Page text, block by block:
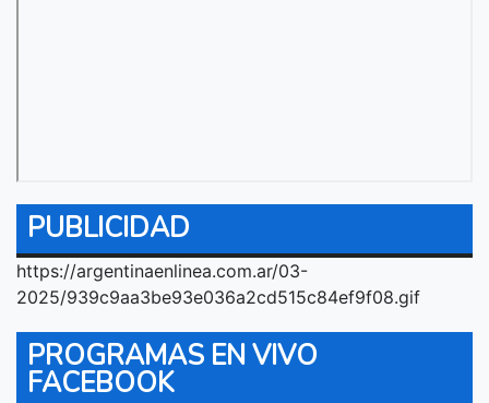
PUBLICIDAD
https://argentinaenlinea.com.ar/03-
2025/939c9aa3be93e036a2cd515c84ef9f08.gif
PROGRAMAS EN VIVO
FACEBOOK